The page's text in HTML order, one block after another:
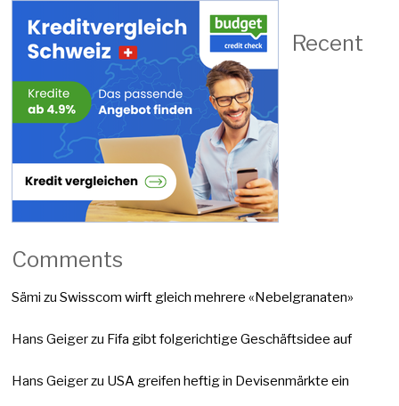
Recent
Comments
Sämi zuSwisscom wirft gleich mehrere «Nebelgranaten»
Hans Geigerzu Fifa gibt folgerichtige Geschäftsidee auf
Hans Geigerzu USA greifen heftig in Devisenmärkte ein